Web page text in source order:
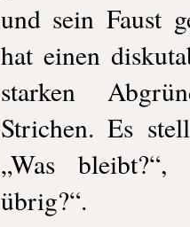
und sein Faust
hat einen
starken
Strichen. Es
„Was
übrig?“.